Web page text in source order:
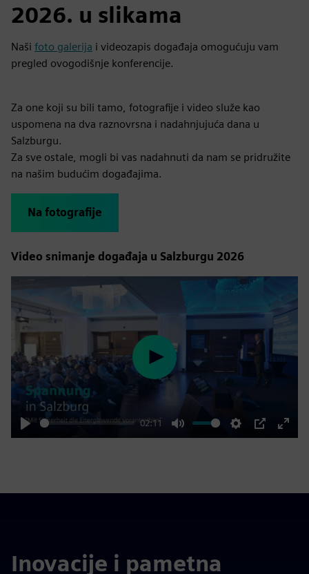
2026. u slikama
Naši foto galerija i videozapis događaja omogućuju vam
pregled ovogodišnje konferencije.
Za one koji su bili tamo, fotografije i video služe kao
uspomena na dva raznovrsna i nadahnjujuća dana u
Salzburgu.
Za sve ostale, mogli bi vas nadahnuti da nam se pridružite
na našim budućim događajima.
Na fotografije
Video snimanje događaja u Salzburgu 2026
Play
02:11
Mute Settings
PIP
Enter
Play
Inovacije i pametna